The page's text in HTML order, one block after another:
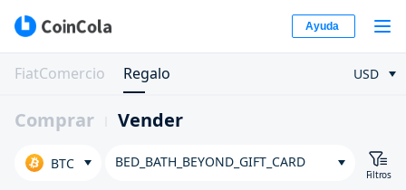
Ayuda
FiatComercio Regalo USD
Comprar Vender
BTC BED_BATH_BEYOND_GIFT_CARD
Filtros